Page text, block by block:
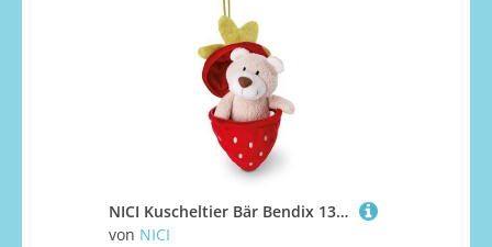
NICI Kuscheltier Bär Bendix 13cm I Plüschtier Bär in Einer Plüsch-Erdbeere als Kuscheltier Anhänger Green I Für Schmusetierliebhaber I Stofftier – 49435
von NICI